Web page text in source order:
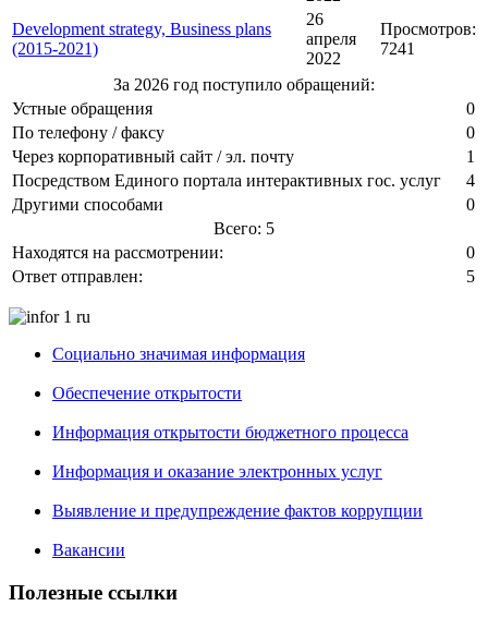
Development strategy, Business plans
(2015-2021)
26
апреля
2022
Просмотров:
7241
За 2026 год поступило обращений:
Устные обращения
0
По телефону / факсу
0
Через корпоративный сайт / эл. почту
1
Посредством Единого портала интерактивных гос. услуг
4
Другими способами
0
Всего: 5
Находятся на рассмотрении:
0
Ответ отправлен:
5
Социально значимая информация
Обеспечение открытости
Информация открытости бюджетного процесса
Информация и оказание электронных услуг
Выявление и предупреждение фактов коррупции
Вакансии
Полезные ссылки